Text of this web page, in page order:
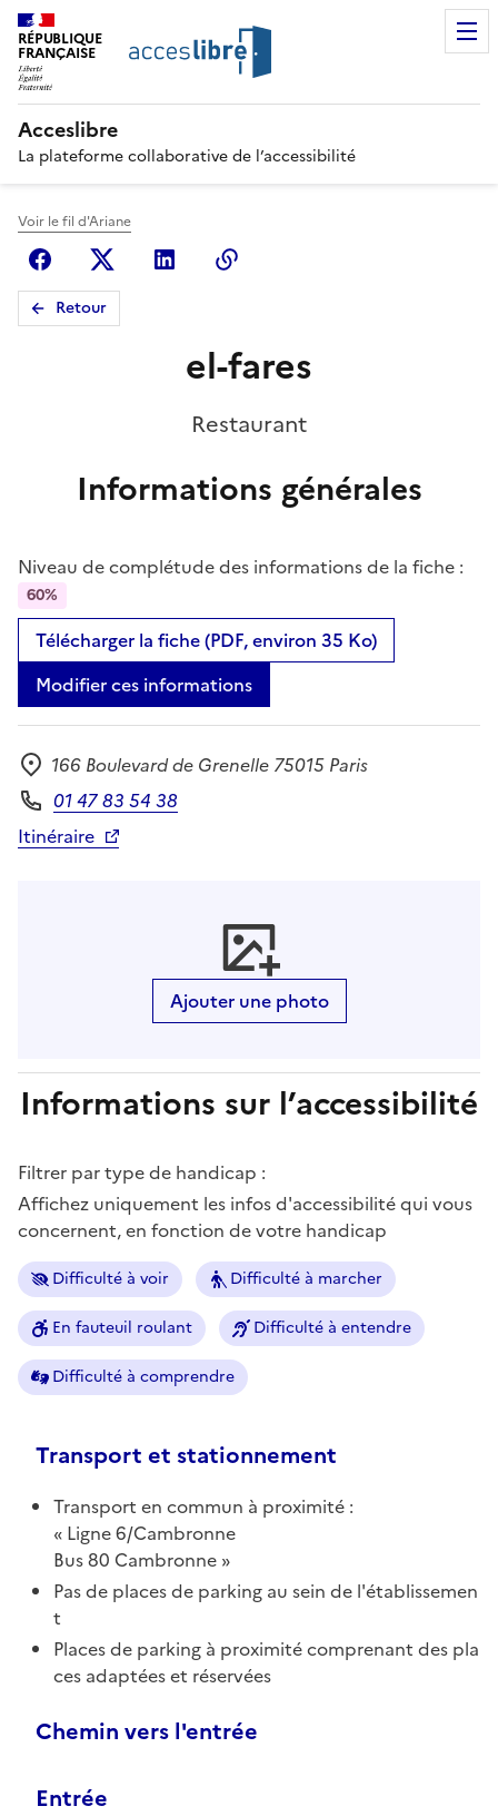
RÉPUBLIQUE
FRANÇAISE
Acceslibre
La plateforme collaborative de l’accessibilité
Voir le fil d'Ariane
FacebookX (anciennement Twitter)
Linkedin
Retour
el-fares
Restaurant
Informations générales
Niveau de complétude des informations de la fiche :
60%
Télécharger la fiche (PDF, environ 35 Ko)
Modifier ces informations
Adresse
166 Boulevard de Grenelle 75015 Paris
Téléphone
01 47 83 54 38
Itinéraire
Ajouter une photo
Informations sur l’accessibilité
Filtrer par type de handicap :
Affichez uniquement les infos d'accessibilité qui vous
concernent, en fonction de votre handicap
Difficulté à voir Difficulté à marcher
En fauteuil roulant Difficulté à entendre
Difficulté à comprendre
Transport et stationnement
Transport en commun à proximité :
Ligne 6/Cambronne
Bus 80 Cambronne
Pas de places de parking au sein de l'établissemen
t
Places de parking à proximité comprenant des pla
ces adaptées et réservées
Chemin vers l'entrée
Entrée